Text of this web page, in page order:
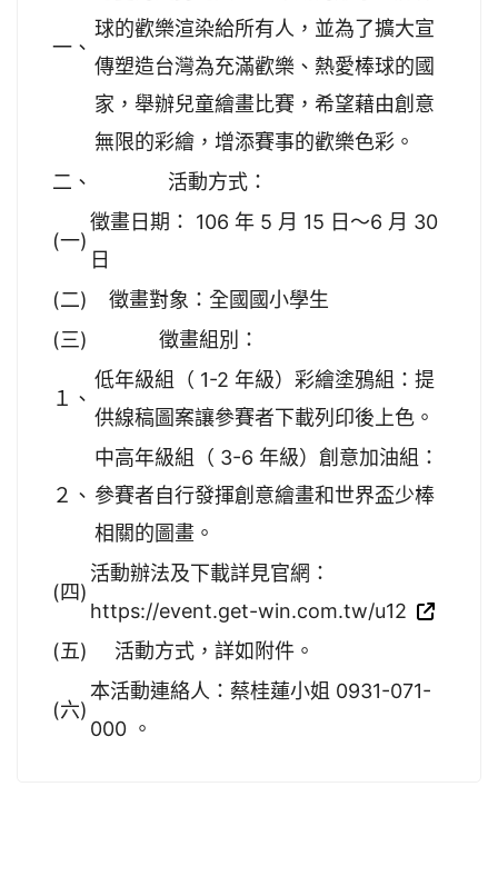
一、
球的歡樂渲染給所有人，並為了擴大宣
傳塑造台灣為充滿歡樂、熱愛棒球的國
家，舉辦兒童繪畫比賽，希望藉由創意
無限的彩繪，增添賽事的歡樂色彩。
二、
活動方式：
(一)
徵畫日期： 106 年 5 月 15 日～6 月 30
日
(二)
徵畫對象：全國國小學生
(三)
徵畫組別：
１、
低年級組（ 1-2 年級）彩繪塗鴉組：提
供線稿圖案讓參賽者下載列印後上色。
２、
中高年級組（ 3-6 年級）創意加油組：
參賽者自行發揮創意繪畫和世界盃少棒
相關的圖畫。
(四)
活動辦法及下載詳見官網：
https://event.get-win.com.tw/u12
(五)
活動方式，詳如附件。
(六)
本活動連絡人：蔡桂蓮小姐 0931-071-
000 。